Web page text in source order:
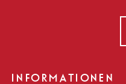
INFORMATIONEN